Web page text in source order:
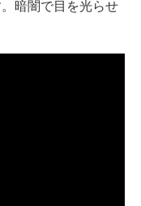
暗闇で目を光らせ